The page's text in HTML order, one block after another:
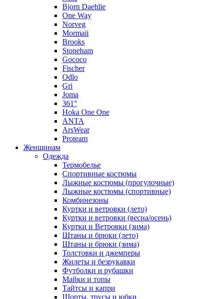
Bjorn Daehlie
One Way
Norveg
Mormaii
Brooks
Stoneham
Gococo
Fischer
Odlo
Gri
Joma
361°
Hoka One One
ANTA
ArsWear
Proteam
Женщинам
Одежда
Термобелье
Спортивные костюмы
Лыжные костюмы (прогулочные)
Лыжные костюмы (спортивные)
Комбинезоны
Куртки и ветровки (лето)
Куртки и ветровки (весна/осень)
Куртки и Ветровки (зима)
Штаны и брюки (лето)
Штаны и брюки (зима)
Толстовки и джемперы
Жилеты и безрукавки
Футболки и рубашки
Майки и топы
Тайтсы и капри
Шорты, трусы и юбки